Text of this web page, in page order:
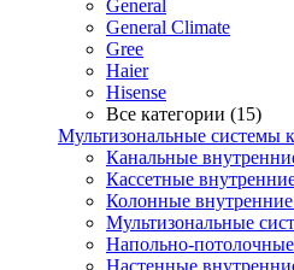
General
General Climate
Gree
Haier
Hisense
Все категории (15)
Мультизональные системы
Канальные
Кассетные
Колонные
Мультизональные
Напольно-
Настенные